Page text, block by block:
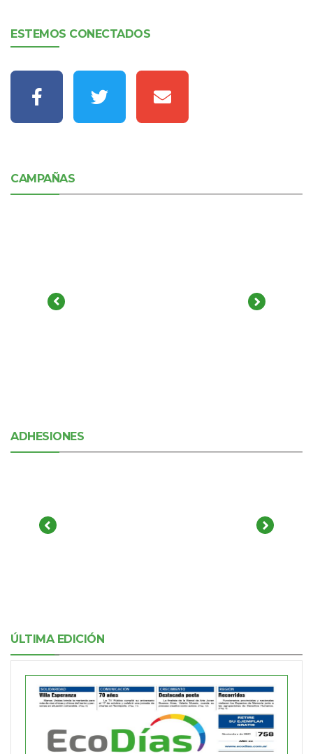
ESTEMOS CONECTADOS
CAMPAÑAS
ADHESIONES
ÚLTIMA EDICIÓN